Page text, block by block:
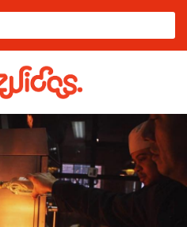
Hello
Zuidas
App